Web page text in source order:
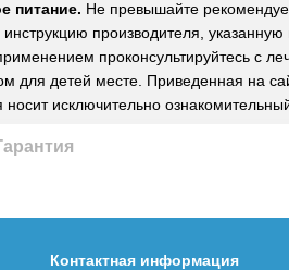
питание. Не превышайте
инструкцию производителя, указанную
проконсультируйтесь с
для детей месте. Приведенная на
исключительно
Контактная информация